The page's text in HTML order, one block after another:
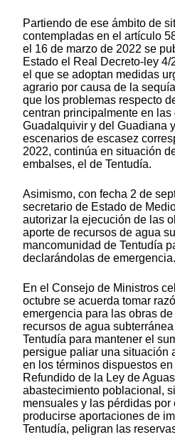
Partiendo de ese ámbito de
contempladas en el artículo
el 16 de marzo de 2022 se
Estado el Real Decreto-ley
el que se adoptan medidas
agrario por causa de la
que los problemas respecto
centran principalmente en las
Guadalquivir y del Guadiana
escenarios de escasez
2022, continúa en situación
embalses, el de Tentudía.
Asimismo, con fecha 2 de
secretario de Estado de
autorizar la ejecución de las
aporte de recursos de agua
mancomunidad de Tentudía
declarándolas de emergencia.
En el Consejo de Ministros
octubre se acuerda tomar
emergencia para las obras
recursos de agua
Tentudía para mantener el
persigue paliar una situación
en los términos dispuestos
Refundido de la Ley de
abastecimiento poblacional,
mensuales y las pérdidas
producirse aportaciones de
Tentudía, peligran las